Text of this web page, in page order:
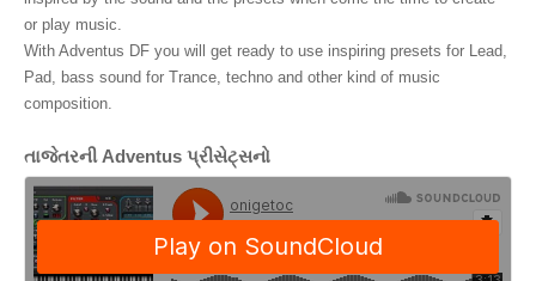
or play music.
With Adventus DF you will get ready to use inspiring presets for Lead,
Pad, bass sound for Trance, techno and other kind of music
composition.
તાજેતરની Adventus પ્રીસેટ્સનો